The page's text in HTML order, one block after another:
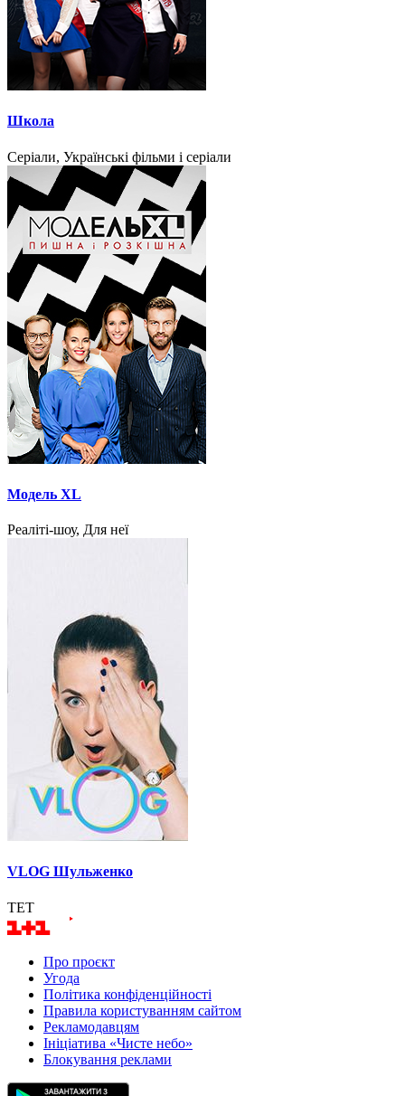
Школа
Серіали, Українські фільми і серіали
Модель XL
Реаліті-шоу, Для неї
VLOG Шульженко
ТЕТ
Про проєкт
Угода
Політика конфіденційності
Правила користуванням сайтом
Рекламодавцям
Ініціатива «Чисте небо»
Блокування реклами